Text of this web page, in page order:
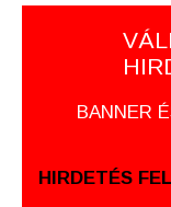
BANNER
HIRDETÉS